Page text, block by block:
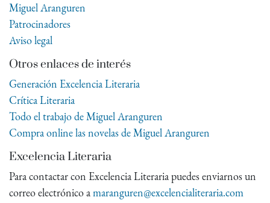
Miguel Aranguren
Patrocinadores
Aviso legal
Otros enlaces de interés
Generación Excelencia Literaria
Crítica Literaria
Todo el trabajo de Miguel Aranguren
Compra online las novelas de Miguel Aranguren
Excelencia Literaria
Para contactar con Excelencia Literaria puedes enviarnos un
correo electrónico amaranguren@excelencialiteraria.com